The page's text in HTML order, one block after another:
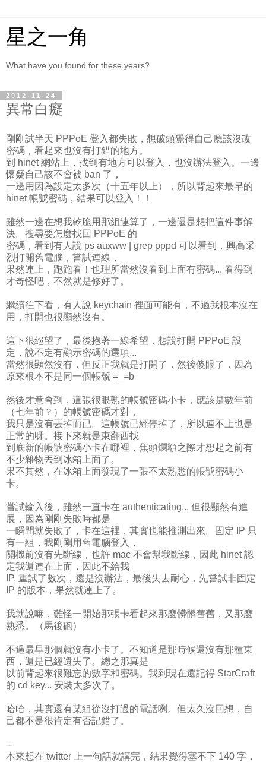
星之一角
What have you found for these years?
2012-11-24
異常白癡
剛剛試半天 PPPoE 登入都失敗，想破頭覺得自己應該沒改
密碼，看起來也沒有打錯的地方。
到 hinet 網站上，找到有地方可以登入，也沒辦法登入。一邊
懷疑自己該不會被 ban 了，
一邊用因為設定太多次（十五年以上），所以背起來最早的
hinet 帳號密碼，結果可以登入！！
雖然一邊在想我乾脆用那組連算了，一邊還是想把這件事解
決。搜尋要怎麼找回 PPPoE 的
密碼，看到有人說 ps auxww | grep pppd 可以看到，興高采
烈打開舊電腦，嘗試連線，
果然連上，跑跑看！也理所當然沒看到上面有密碼... 看得到
才奇怪吧，不然就是修好了。
繼續往下看，有人說 keychain 裡面可能有，不過我根本沒在
用，打開也很顯然沒有。
這下很絕望了，最後抱著一線希望，想說打開 PPPoE 設
定，說不定有顯示密碼的選項...
當然很顯然沒有，但反正我就是打開了，然後傻眼了，因為
原來根本不是同一個帳號 =_=b
然後才意會到，這張很眼熟的帳號密碼小卡，應該是數年前
（七年前？）的帳號密碼才對，
我只是沒有丟掉而已。這帳號已經停掉了，所以連不上也是
正常的呀。接下來就是東翻西找
到底新的帳號密碼小卡在哪裡，焦頭爛額之際才想起之前有
不少雜物丟到冰箱上面了。
果不其然，在冰箱上面發現了一張不太熟悉的帳號密碼小
卡。
嘗試輸入後，雖然一直卡在 authenticating... 但很顯然有進
展，因為剛剛失敗時都是
一瞬間就失敗了，卡在這裡，其實也能推測出來。固定 IP 只
有一組，我剛剛用舊電腦登入，
關機前沒有先斷線，也許 mac 不會幫我斷線，因此 hinet 認
定我還連在上面，因此不給我
IP. 重試了數次，還是沒辦法，最後失去耐心，先嘗試非固定
IP 的版本，果然就連上了。
我就說嘛，難怪一開始那張卡看起來那麼髒髒舊舊，又那麼
熟悉。（馬後砲）
不過最早那個就沒有小卡了。不知道是那時候還沒有那種東
西，還是已經遺失了。總之那真是
以前背起來很難忘的數字和密碼。我到現在還記得 StarCraft
的 cd key... 安裝太多次了。
哈哈，其實還有某組從沒打過的電話咧。但太久沒回想，自
己都不是很肯定有否記錯了。
--
本來想在 twitter 上一句話就講完，結果覺得塞不下 140 字，